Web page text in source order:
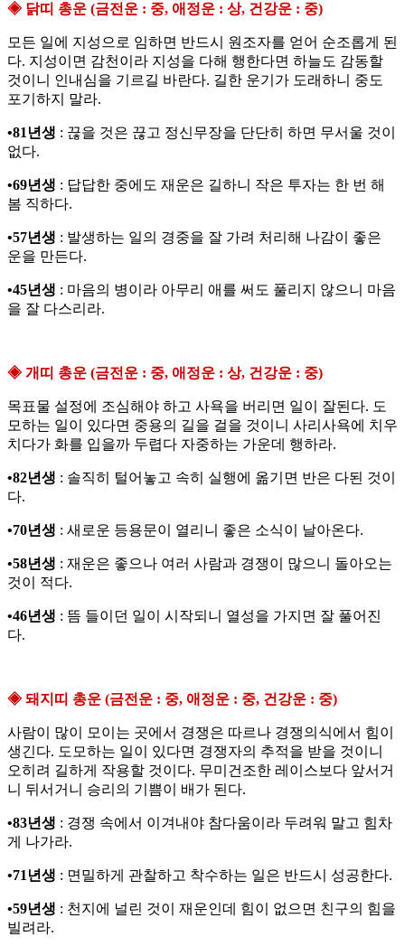
◈ 닭띠 총운 (금전운 : 중, 애정운 : 상, 건강운 : 중)
모든 일에 지성으로 임하면 반드시 원조자를 얻어 순조롭게 된
다. 지성이면 감천이라 지성을 다해 행한다면 하늘도 감동할
것이니 인내심을 기르길 바란다. 길한 운기가 도래하니 중도
포기하지 말라.
•81년생 : 끊을 것은 끊고 정신무장을 단단히 하면 무서울 것이
없다.
•69년생 : 답답한 중에도 재운은 길하니 작은 투자는 한 번 해
봄 직하다.
•57년생 : 발생하는 일의 경중을 잘 가려 처리해 나감이 좋은
운을 만든다.
•45년생 : 마음의 병이라 아무리 애를 써도 풀리지 않으니 마음
을 잘 다스리라.
◈ 개띠 총운 (금전운 : 중, 애정운 : 상, 건강운 : 중)
목표물 설정에 조심해야 하고 사욕을 버리면 일이 잘된다. 도
모하는 일이 있다면 중용의 길을 걸을 것이니 사리사욕에 치우
치다가 화를 입을까 두렵다 자중하는 가운데 행하라.
•82년생 : 솔직히 털어놓고 속히 실행에 옮기면 반은 다된 것이
다.
•70년생 : 새로운 등용문이 열리니 좋은 소식이 날아온다.
•58년생 : 재운은 좋으나 여러 사람과 경쟁이 많으니 돌아오는
것이 적다.
•46년생 : 뜸 들이던 일이 시작되니 열성을 가지면 잘 풀어진
다.
◈ 돼지띠 총운 (금전운 : 중, 애정운 : 중, 건강운 : 중)
사람이 많이 모이는 곳에서 경쟁은 따르나 경쟁의식에서 힘이
생긴다. 도모하는 일이 있다면 경쟁자의 추적을 받을 것이니
오히려 길하게 작용할 것이다. 무미건조한 레이스보다 앞서거
니 뒤서거니 승리의 기쁨이 배가 된다.
•83년생 : 경쟁 속에서 이겨내야 참다움이라 두려워 말고 힘차
게 나가라.
•71년생 : 면밀하게 관찰하고 착수하는 일은 반드시 성공한다.
•59년생 : 천지에 널린 것이 재운인데 힘이 없으면 친구의 힘을
빌려라.